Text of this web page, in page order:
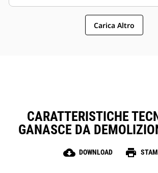
Carica Altro
CARATTERISTICHE
GANASCE DA
cloud_download DOWNLOAD print